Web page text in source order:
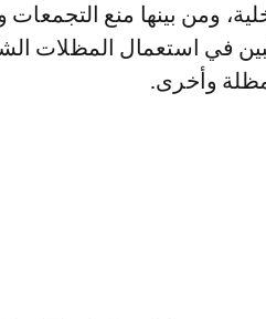
ومن بينها منع التجمعات
في استعمال المظلات